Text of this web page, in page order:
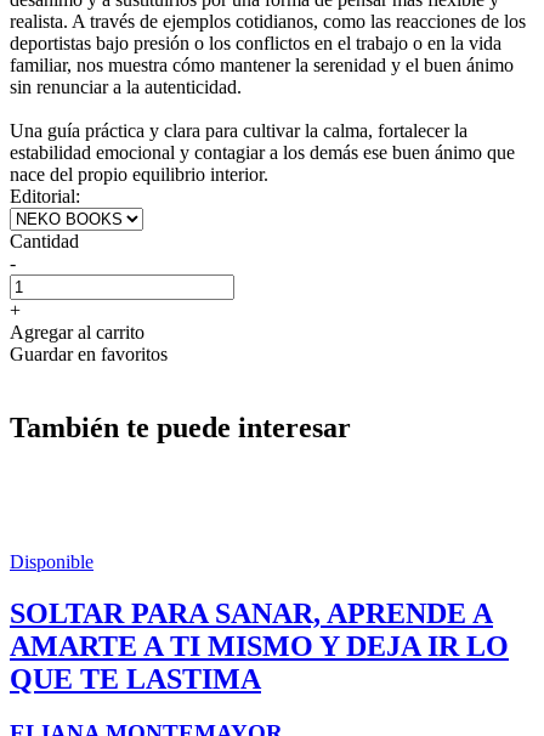
realista. A través de ejemplos cotidianos, como las reacciones de los
deportistas bajo presión o los conflictos en el trabajo o en la vida
familiar, nos muestra cómo mantener la serenidad y el buen ánimo
sin renunciar a la autenticidad.
Una guía práctica y clara para cultivar la calma, fortalecer la
estabilidad emocional y contagiar a los demás ese buen ánimo que
nace del propio equilibrio interior.
Editorial:
Cantidad
-
+
Agregar al carrito
Guardar en favoritos
También te puede interesar
Disponible
SOLTAR PARA SANAR, APRENDE A
AMARTE A TI MISMO Y DEJA IR LO
QUE TE LASTIMA